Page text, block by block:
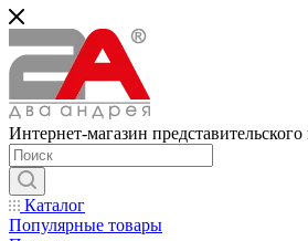
Интернет-магазин представительского
Каталог
Популярные товары